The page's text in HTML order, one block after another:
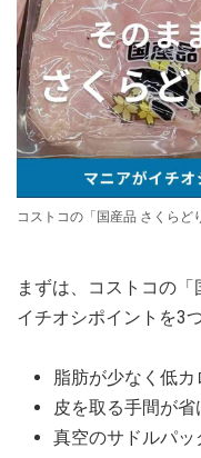
コストコの「国産品 さくら
まずは、コストコの
イチオシポイントを3
脂肪が少なく低
皮を取る手間が省
真空のサドルパ